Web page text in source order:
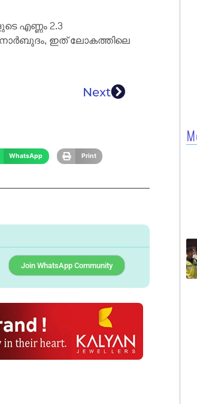
എണ്ണം 2.3
ഇത് ലോകത്തിലെ
Next
WhatsApp Print
Join WhatsApp Community